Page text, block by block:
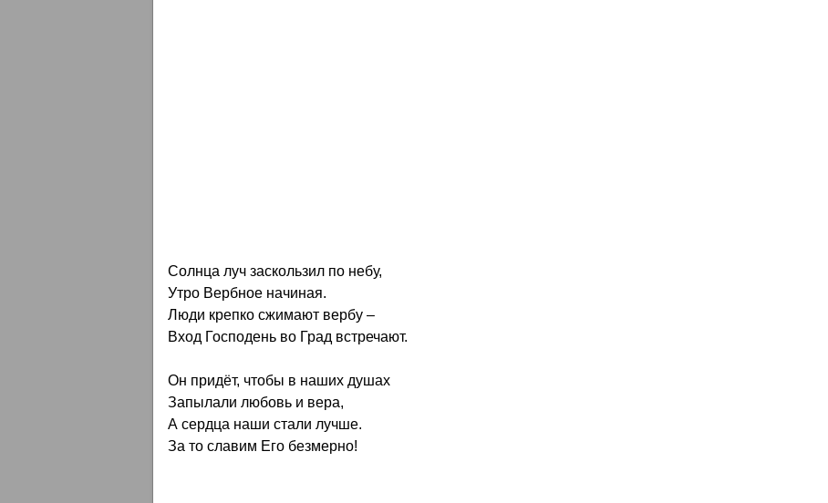
Солнца луч заскользил по небу,
Утро Вербное начиная.
Люди крепко сжимают вербу –
Вход Господень во Град встречают.
Он придёт, чтобы в наших душах
Запылали любовь и вера,
А сердца наши стали лучше.
За то славим Его безмерно!